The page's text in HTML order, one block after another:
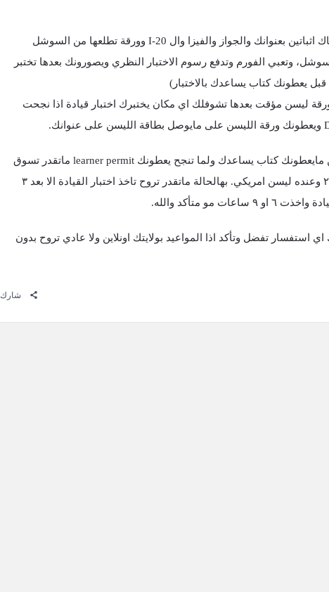
اول شيء تروح لل DMV معاك اثباتين بعنوانك والجواز والفيزا وال I-20 وورقة تطلعها من السوشل
وتعبي الفورم وتدفع رسوم الاختبار النظري ويصورونك بعدها تختبر
قبل يعطونك كتاب يساعدك بالاختبار)
ورقة ليسن مؤقت بعدها تشوفلك اي مكان يختبرك اختبار قيادة اذا نجحت
اما بالنسبة اذا ماعندك ليسن مايعطونك كتاب يساعدك ولما تنجح يعطونك learner permit ماتقدر تسوق
فيها الا معاك واحد فوق ال ٢١ وعنده ليسن امريكي. بهالحالة ماتقدر تروح تاخذ اختبار القيادة الا بعد ٣
مو متأكد والله.
اي استفسار تفضل وتأكد اذا المواعيد بولايتك اونلاين ولا عادي تروح بدون
شارك